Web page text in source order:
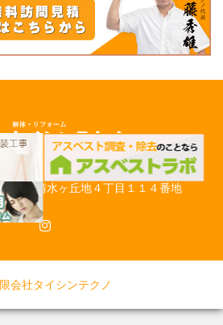
児市清水ヶ丘地４丁目１１４番地
会社タイシンテクノ